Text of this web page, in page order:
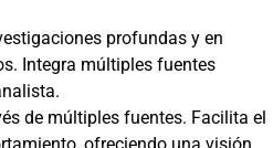
profundas y en
Integra múltiples fuentes
de múltiples fuentes. Facilita el